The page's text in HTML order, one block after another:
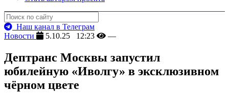
Наш канал в Телеграм
Новости
5.10.25 12:23 —
Дептранс Москвы запустил
юбилейную «Иволгу» в эксклюзивном
чёрном цвете